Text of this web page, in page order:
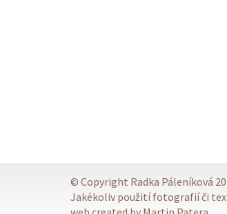
© Copyright Radka Páleníková
Jakékoliv použití fotografií či